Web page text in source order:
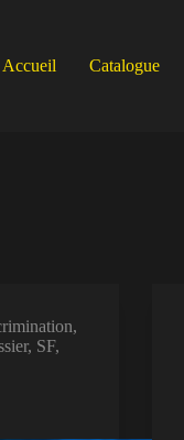
Accueil
Catalogue
,
, SF,